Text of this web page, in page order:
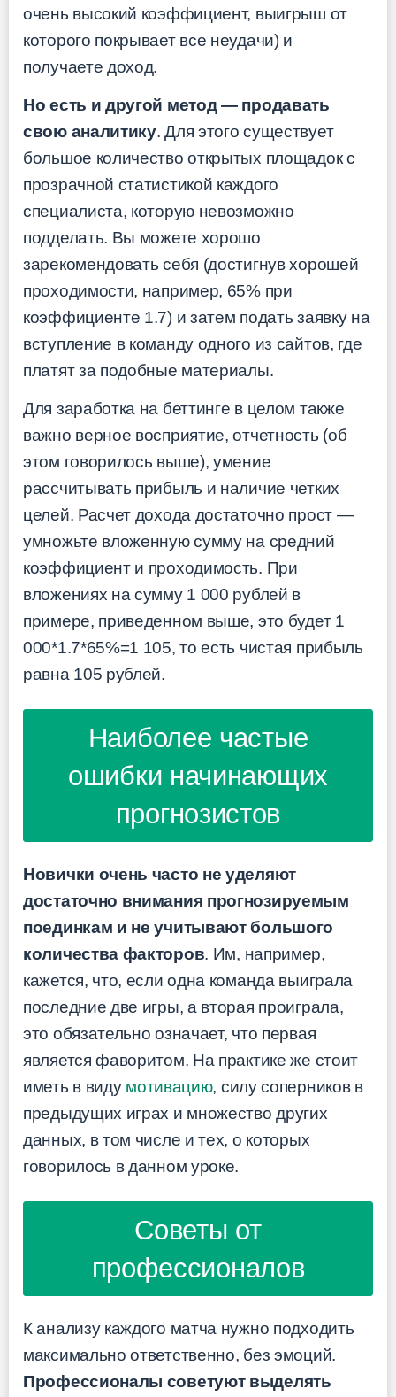
очень высокий коэффициент, выигрыш от
которого покрывает все неудачи) и
получаете доход.
Но есть и другой метод — продавать
свою аналитику. Для этого существует
большое количество открытых площадок с
прозрачной статистикой каждого
специалиста, которую невозможно
подделать. Вы можете хорошо
зарекомендовать себя (достигнув хорошей
проходимости, например, 65% при
коэффициенте 1.7) и затем подать заявку на
вступление в команду одного из сайтов, где
платят за подобные материалы.
Для заработка на беттинге в целом также
важно верное восприятие, отчетность (об
этом говорилось выше), умение
рассчитывать прибыль и наличие четких
целей. Расчет дохода достаточно прост —
умножьте вложенную сумму на средний
коэффициент и проходимость. При
вложениях на сумму 1 000 рублей в
примере, приведенном выше, это будет 1
000*1.7*65%=1 105, то есть чистая прибыль
равна 105 рублей.
Наиболее частые
ошибки начинающих
прогнозистов
Новички очень часто не уделяют
достаточно внимания прогнозируемым
поединкам и не учитывают большого
количества факторов. Им, например,
кажется, что, если одна команда выиграла
последние две игры, а вторая проиграла,
это обязательно означает, что первая
является фаворитом. На практике же стоит
иметь в виду мотивацию, силу соперников в
предыдущих играх и множество других
данных, в том числе и тех, о которых
говорилось в данном уроке.
Советы от
профессионалов
К анализу каждого матча нужно подходить
максимально ответственно, без эмоций.
Профессионалы советуют выделять